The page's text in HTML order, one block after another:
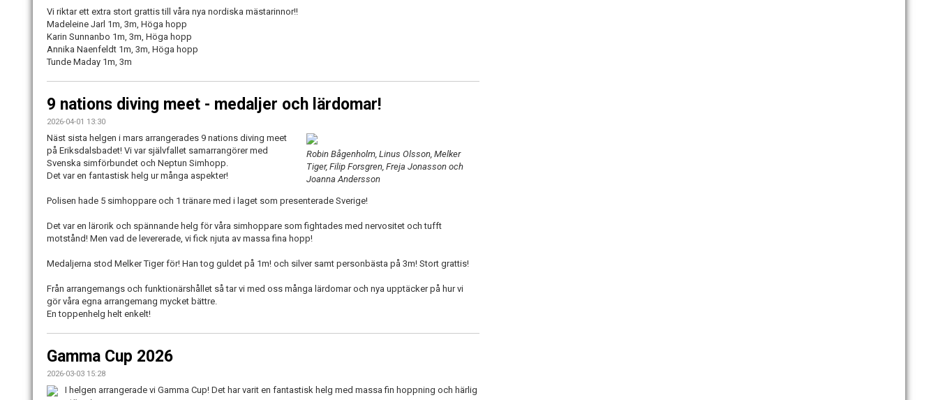
Vi riktar ett extra stort grattis till våra nya nordiska mästarinnor!!
Madeleine Jarl 1m, 3m, Höga hopp
Karin Sunnanbo 1m, 3m, Höga hopp
Annika Naenfeldt 1m, 3m, Höga hopp
Tunde Maday 1m, 3m
9 nations diving meet - medaljer och lärdomar!
2026-04-01 13:30
Robin Bågenholm, Linus Olsson, Melker
Tiger, Filip Forsgren, Freja Jonasson och
Joanna Andersson
Näst sista helgen i mars arrangerades 9 nations diving meet
på Eriksdalsbadet! Vi var självfallet samarrangörer med
Svenska simförbundet och Neptun Simhopp.
Det var en fantastisk helg ur många aspekter!
Polisen hade 5 simhoppare och 1 tränare med i laget som presenterade Sverige!
Det var en lärorik och spännande helg för våra simhoppare som fightades med nervositet och tufft
motstånd! Men vad de levererade, vi fick njuta av massa fina hopp!
Medaljerna stod Melker Tiger för! Han tog guldet på 1m! och silver samt personbästa på 3m! Stort grattis!
Från arrangemangs och funktionärshållet så tar vi med oss många lärdomar och nya upptäcker på hur vi
gör våra egna arrangemang mycket bättre.
En toppenhelg helt enkelt!
Gamma Cup 2026
2026-03-03 15:28
I helgen arrangerade vi Gamma Cup! Det har varit en fantastisk helg med massa fin hoppning och härlig